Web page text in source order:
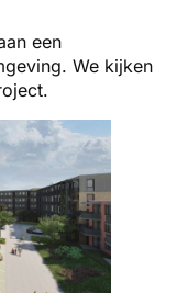
een
We kijken